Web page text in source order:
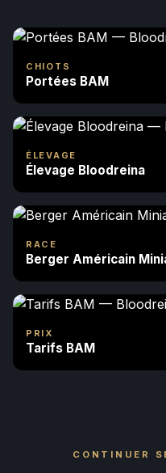
CHIOTS
Portées BAM
ÉLEVAGE
Élevage Bloodreina
RACE
Berger Américain
PRIX
Tarifs BAM
CONTINUER